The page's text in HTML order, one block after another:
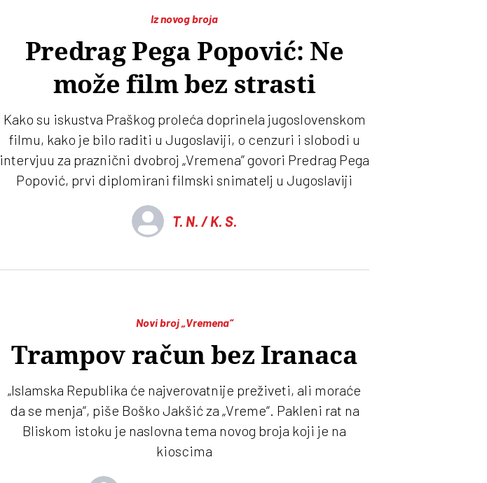
Iz novog broja
Predrag Pega Popović: Ne
može film bez strasti
Kako su iskustva Praškog proleća doprinela jugoslovenskom
filmu, kako je bilo raditi u Jugoslaviji, o cenzuri i slobodi u
intervjuu za praznični dvobroj „Vremena” govori Predrag Pega
Popović, prvi diplomirani filmski snimatelj u Jugoslaviji
T. N. / K. S.
Novi broj „Vremena“
Trampov račun bez Iranaca
„Islamska Republika će najverovatnije preživeti, ali moraće
da se menja“, piše Boško Jakšić za „Vreme“. Pakleni rat na
Bliskom istoku je naslovna tema novog broja koji je na
kioscima